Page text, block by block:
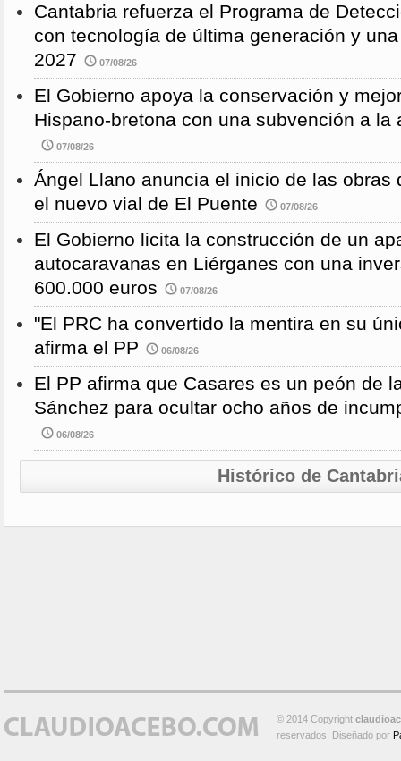
Cantabria refuerza el Programa de
con tecnología de última generación y
2027
07/08/26
El Gobierno apoya la conservación y
Hispano-bretona con una subvención a la
07/08/26
Ángel Llano anuncia el inicio de las obras
el nuevo vial de El Puente
07/08/26
El Gobierno licita la construcción de un
autocaravanas en Liérganes con una
600.000 euros
07/08/26
"El PRC ha convertido la mentira en su
afirma el PP
06/08/26
El PP afirma que Casares es un peón de
Sánchez para ocultar ocho años de
06/08/26
Histórico de
© 2014 Copyright
reservados. Diseñado por